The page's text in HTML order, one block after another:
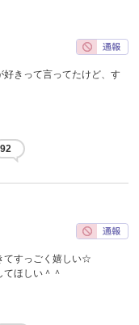
きって言ってたけど、す
92
てすっごく嬉しい☆
ほしい＾＾